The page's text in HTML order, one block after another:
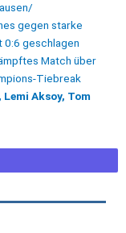
gegen starke
0:6 geschlagen
Match über
Tiebreak
Aksoy, Tom